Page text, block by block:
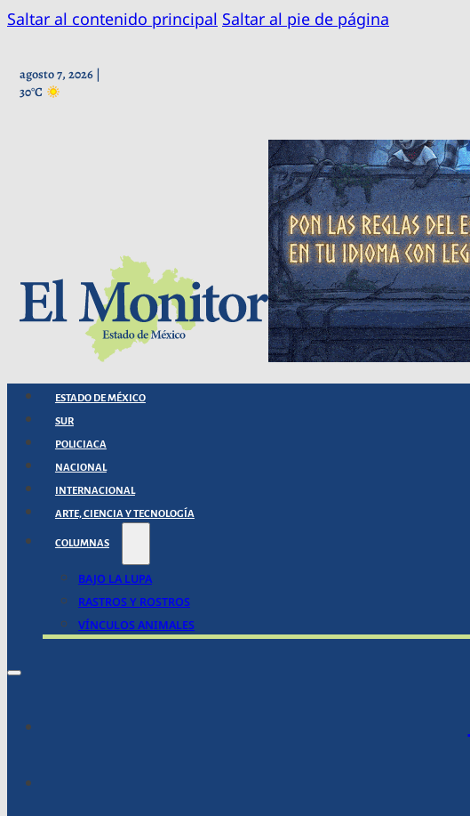
Saltar al contenido principal Saltar al pie de página
agosto 7, 2026 |
30°C
ESTADO DE MÉXICO
SUR
POLICIACA
NACIONAL
INTERNACIONAL
ARTE, CIENCIA Y TECNOLOGÍA
COLUMNAS
BAJO LA LUPA
RASTROS Y ROSTROS
VÍNCULOS ANIMALES